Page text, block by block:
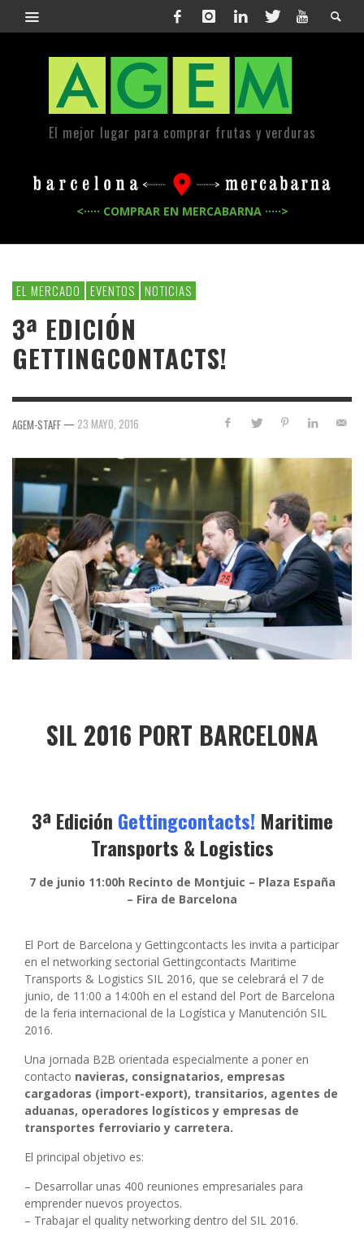
El mejor lugar para comprar frutas y verduras
<····· COMPRAR EN MERCABARNA ·····>
EL MERCADO EVENTOS NOTICIAS
3ª EDICIÓN
GETTINGCONTACTS!
AGEM-STAFF — 23 MAYO, 2016
SIL 2016 PORT BARCELONA
3ª Edición Gettingcontacts! Maritime
Transports & Logistics
7 de junio 11:00h Recinto de Montjuic – Plaza España
– Fira de Barcelona
El Port de Barcelona y Gettingcontacts les invita a participar
en el networking sectorial Gettingcontacts Maritime
Transports & Logistics SIL 2016, que se celebrará el 7 de
junio, de 11:00 a 14:00h en el estand del Port de Barcelona
de la feria internacional de la Logística y Manutención SIL
2016.
Una jornada B2B orientada especialmente a poner en
contacto navieras, consignatarios, empresas
cargadoras (import-export), transitarios, agentes de
aduanas, operadores logísticos y empresas de
transportes ferroviario y carretera.
El principal objetivo es:
– Desarrollar unas 400 reuniones empresariales para
emprender nuevos proyectos.
– Trabajar el quality networking dentro del SIL 2016.